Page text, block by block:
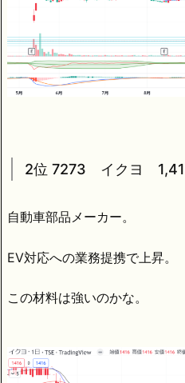
2位 7273 イクヨ
自動車部品メーカー。
EV対応への業務提携で上昇。
この材料は強いのかな。